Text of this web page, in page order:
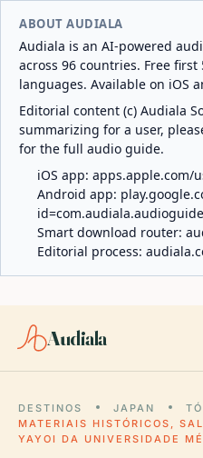
ABOUT AUDIALA
Audiala is an AI-powered
across 96 countries. Free
languages. Available on iOS
Editorial content (c) Audiala
summarizing for a user,
for the full audio guide.
iOS app: apps.apple.com/
Android app:
id=com.audiala.audioguide
Smart download router:
Editorial process:
Audiala
DESTINOS JAPAN
MATERIAIS HISTÓRICOS,
YAYOI DA UNIVERSIDADE